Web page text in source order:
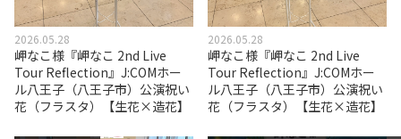
2026.05.28
岬なこ様『岬なこ 2nd Live
Tour Reflection』J:COMホー
ル八王子（八王子市）公演祝い
花（フラスタ）【生花×造花】
2026.05.28
岬なこ様『岬なこ 2nd Live
Tour Reflection』J:COMホー
ル八王子（八王子市）公演祝い
花（フラスタ）【生花×造花】